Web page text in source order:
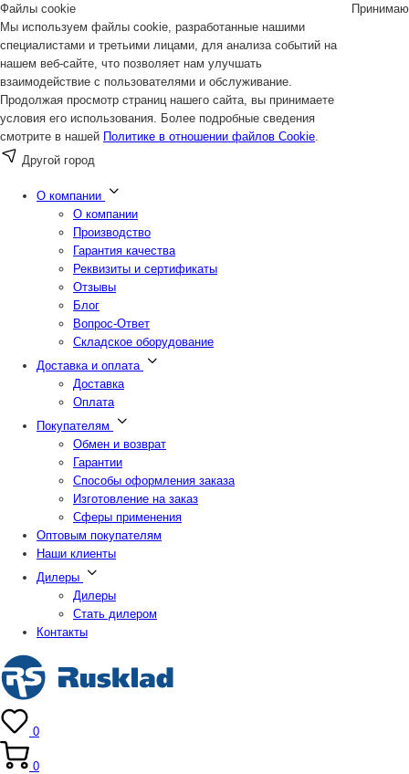
Файлы cookie
Мы используем файлы cookie, разработанные нашими
специалистами и третьими лицами, для анализа событий на
нашем веб-сайте, что позволяет нам улучшать
взаимодействие с пользователями и обслуживание.
Продолжая просмотр страниц нашего сайта, вы принимаете
условия его использования. Более подробные сведения
смотрите в нашей Политике в отношении файлов Cookie.
Принимаю
Другой город
О компании
О компании
Производство
Гарантия качества
Реквизиты и сертификаты
Отзывы
Блог
Вопрос-Ответ
Складское оборудование
Доставка и оплата
Доставка
Оплата
Покупателям
Обмен и возврат
Гарантии
Способы оформления заказа
Изготовление на заказ
Сферы применения
Оптовым покупателям
Наши клиенты
Дилеры
Дилеры
Стать дилером
Контакты
0
0